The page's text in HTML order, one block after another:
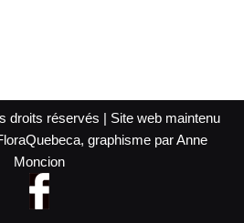
droits réservés | Site web maintenu
graphisme par Anne
Moncion